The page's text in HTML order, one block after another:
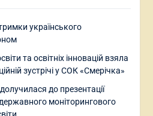
українського
та освітніх інновацій взяла
зустрічі у СОК «Смерічка»
до презентації
моніторингового